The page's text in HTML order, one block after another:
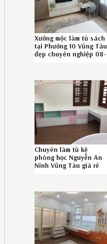
Xưởng mộc làm tủ sách
tại Phường 10 Vũng Tàu
đẹp chuyên nghiệp 08-
Chuyên làm tủ kệ
phòng học Nguyễn An
Ninh Vũng Tàu giá rẻ